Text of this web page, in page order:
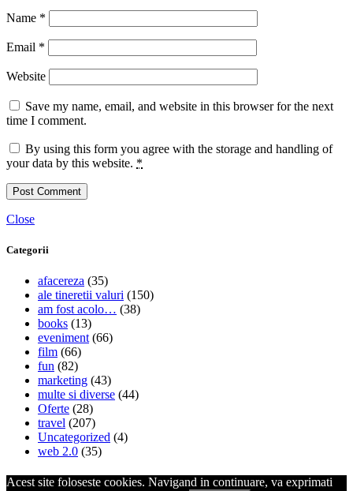
Name *
Email *
Website
Save my name, email, and website in this browser for the next
time I comment.
By using this form you agree with the storage and handling of
your data by this website. *
Close
Categorii
afacereza (35)
ale tineretii valuri (150)
am fost acolo… (38)
books (13)
eveniment (66)
film (66)
fun (82)
marketing (43)
multe si diverse (44)
Oferte (28)
travel (207)
Uncategorized (4)
web 2.0 (35)
Acest site foloseste cookies. Navigand in continuare, va exprimati